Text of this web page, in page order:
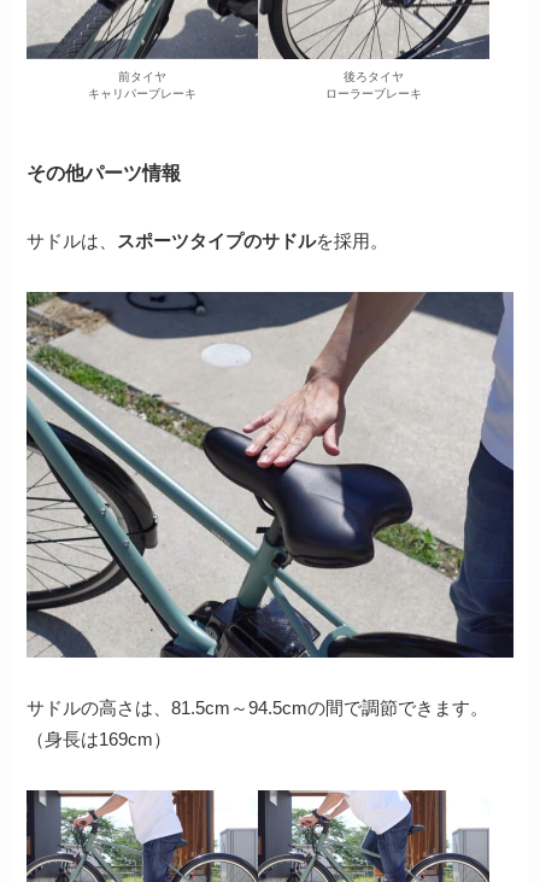
前タイヤ
キャリパーブレーキ
後ろタイヤ
ローラーブレーキ
その他パーツ情報
サドルは、 スポーツタイプのサドルを採用。
サドルの高さは、81.5cm～94.5cmの間で調節できます。
（身長は169cm）